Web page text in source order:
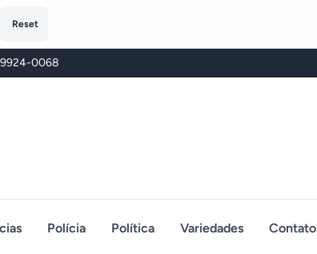
Reset
0068
Polícia Política Variedades Contato